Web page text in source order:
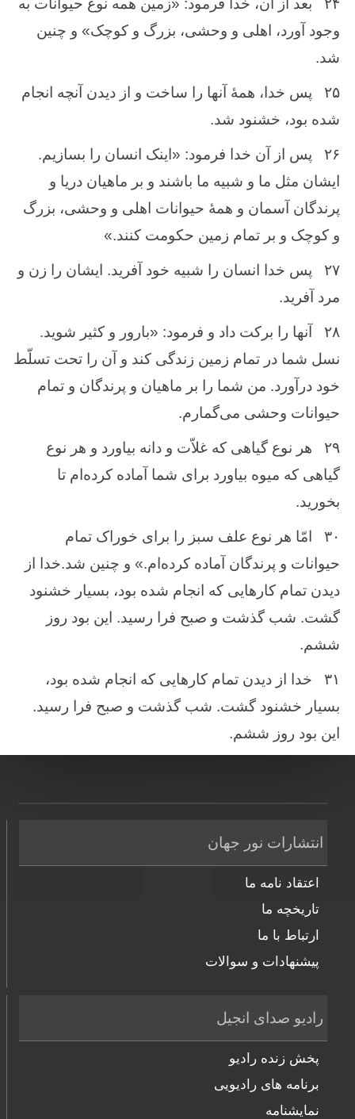
۲۴
بعد از آن‌، خدا فرمود: «زمین ‌همه‌ نوع‌ حیوانات به
وجود آورد، اهلی و وحشی‌، بزرگ‌ و كوچک‌» و چنین
‌شد.
۲۵
پس‌ خدا، همهٔ آنها را ساخت ‌و از دیدن ‌آنچه‌ انجام‌
شده‌ بود، خشنود شد.
۲۶
پس ‌از آن‌ خدا فرمود: «اینک‌ انسان‌ را بسازیم‌.
ایشان‌ مثل‌ ما و شبیه‌ ما باشند و بر ماهیان‌ دریا و
پرندگان ‌آسمان ‌و همهٔ حیوانات‌ اهلی و وحشی‌، بزرگ‌
و كوچک‌ و بر تمام ‌زمین‌ حكومت‌ كنند.»
۲۷
پس ‌خدا انسان ‌را شبیه‌ خود آفرید. ایشان ‌را زن و
مرد‌ آفرید.
۲۸
آنها را بركت ‌داد و فرمود: «بارور و كثیر شوید.
نسل‌ شما در تمام‌ زمین ‌زندگی كند و آن‌ را تحت‌ تسلّط‌
خود درآورد. من‌ شما را بر ماهیان‌ و پرندگان ‌و تمام‌
حیوانات ‌وحشی می‌گمارم‌.
۲۹
هر نوع ‌گیاهی كه‌ غلاّت و دانه بیاورد و هر نوع‌
گیاهی كه‌ میوه ‌بیاورد برای شما آماده‌ كرده‌ام ‌تا
بخورید.
۳۰
امّا هر نوع ‌علف ‌سبز را برای خوراک‌ تمام
‌حیوانات‌ و پرندگان‌ آماده ‌كرده‌ام‌.» و چنین ‌شد.خدا از
دیدن ‌تمام‌ كارهایی‌ كه‌ انجام‌ شده‌ بود، بسیار خشنود
گشت‌. شب‌ گذشت‌ و صبح ‌فرا رسید. این‌ بود روز
ششم‌.
۳۱
خدا از دیدن ‌تمام‌ كارهایی‌ كه‌ انجام‌ شده‌ بود،
بسیار خشنود گشت‌. شب‌ گذشت‌ و صبح ‌فرا رسید.
این‌ بود روز ششم‌.
انتشارات نور جهان
اعتقاد نامه ما
تاریخچه ما
ارتباط با ما
پیشنهادات و سوالات
رادیو صدای انجیل
پخش زنده رادیو
برنامه های رادیویی
نمایشنامه